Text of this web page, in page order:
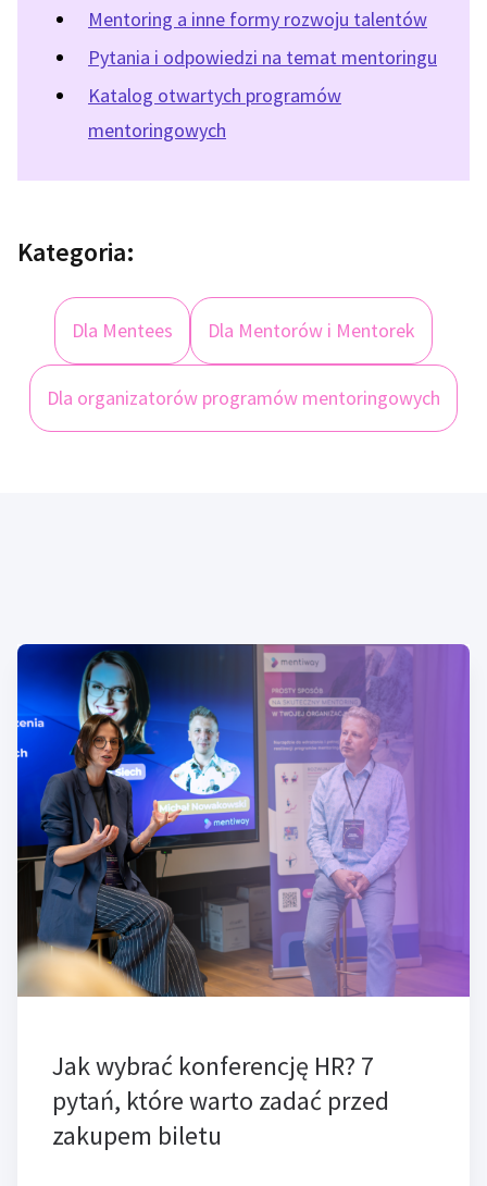
Mentoring a inne formy rozwoju talentów
Pytania i odpowiedzi na temat mentoringu
Katalog otwartych programów
mentoringowych
Kategoria:
Dla Mentees Dla Mentorów i Mentorek
Dla organizatorów programów mentoringowych
Jak wybrać konferencję HR? 7
pytań, które warto zadać przed
zakupem biletu